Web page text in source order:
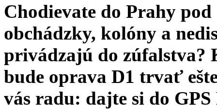
Chodievate do Prahy
obchádzky, kolóny a
privádzajú do zúfalstva?
bude oprava D1 trvať
vás radu: dajte si do GPS